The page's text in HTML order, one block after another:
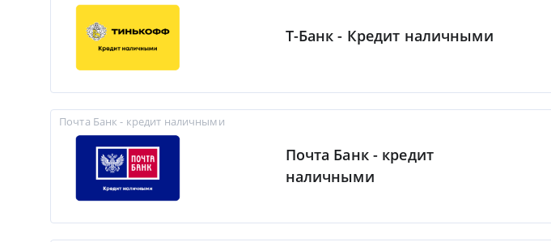
Т-Банк - Кредит наличными
Почта Банк - кредит наличными
Почта Банк - кредит
наличными